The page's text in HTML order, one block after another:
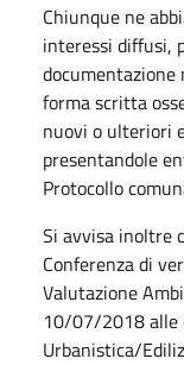
Chiunque ne
interessi diffusi,
documentazione
forma scritta
nuovi o ulteriori
presentandole
Protocollo
Si avvisa inoltre
Conferenza di
Valutazione
10/07/2018 alle
Urbanistica/